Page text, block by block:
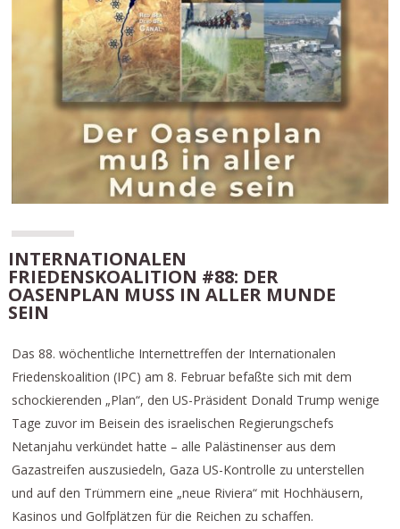
INTERNATIONALEN
FRIEDENSKOALITION #88: DER
OASENPLAN MUSS IN ALLER MUNDE S
EIN
Das 88. wöchentliche Internettreffen der Internationalen
Friedenskoalition (IPC) am 8. Februar befaßte sich mit dem
schockierenden „Plan“, den US-Präsident Donald Trump wenige
Tage zuvor im Beisein des israelischen Regierungschefs
Netanjahu verkündet hatte – alle Palästinenser aus dem
Gazastreifen auszusiedeln, Gaza US-Kontrolle zu unterstellen
und auf den Trümmern eine „neue Riviera“ mit Hochhäusern,
Kasinos und Golfplätzen für die Reichen zu schaffen.